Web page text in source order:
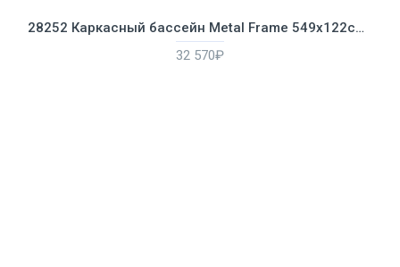
28252 Каркасный бассейн Metal Frame 549х122см, 24311л, фильтр-насос 5678л/ч, лестница, тент, подстилка
32 570₽